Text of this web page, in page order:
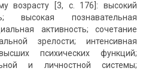
возрасту [3, с. 176]: высокий
высокая познавательная
активность; сочетание
зрелости; интенсивная
психических функций;
и личностной системы;